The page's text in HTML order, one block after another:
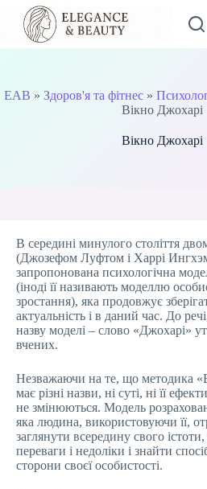
Перейти
вмісту
EAB » Здоров'я та фітнес»
Вікно Джохарі
Вікно Джохарі
В середині минулого століття
(Джозефом Луфтом і Харрі
запропонована психологічна
(іноді її називають моделлю
зростання), яка продовжує
актуальність і в даний час. До
назву моделі – слово «Джохарі»
вчених.
Незважаючи на те, що методика
має різні назви, ні суті, ні її
не змінюються. Модель
яка людина, використовуючи її,
заглянути всередину свого
переваги і недоліки і знайти
сторони своєї особистості.